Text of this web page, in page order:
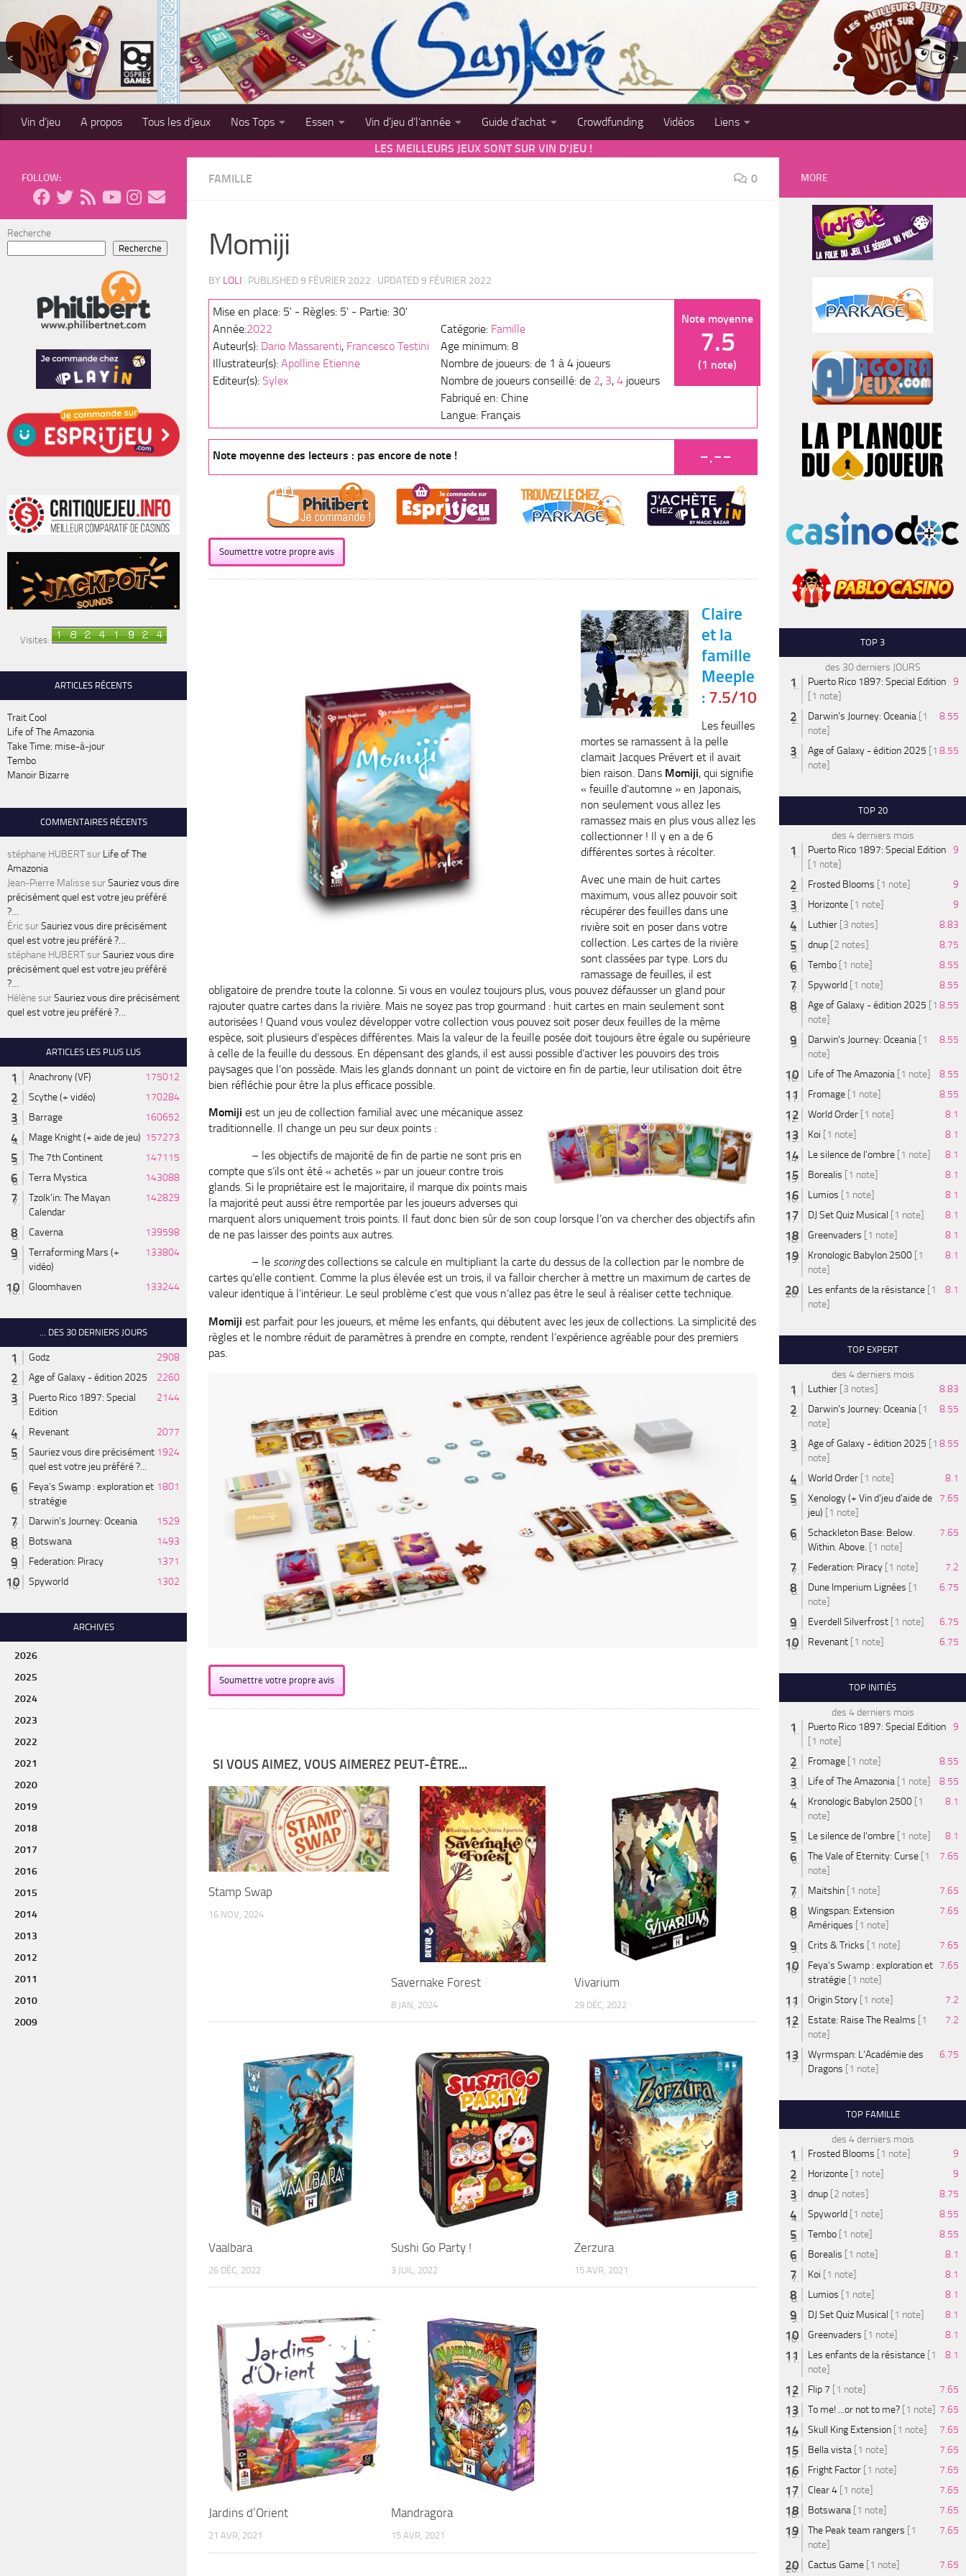
Skip to content
< >
Vin d’jeu A propos Tous les d’jeux Nos Tops Essen Vin d’jeu d’l’année Guide d’achat Crowdfunding Vidéos
Liens
LES MEILLEURS JEUX SONT SUR VIN D'JEU !
FAMILLE 0
Momiji
BY LOLI · PUBLISHED 9 FÉVRIER 2022 · UPDATED 9 FÉVRIER 2022
Note moyenne
7.5
(1 note)
Mise en place: 5' - Règles: 5' - Partie: 30'
Année:2022
Auteur(s): Dario Massarenti, Francesco Testini
Illustrateur(s): Apolline Etienne
Editeur(s): Sylex
Catégorie: Famille
Age minimum: 8
Nombre de joueurs: de 1 à 4 joueurs
Nombre de joueurs conseillé: de 2, 3, 4 joueurs
Fabriqué en: Chine
Langue: Français
Note moyenne des lecteurs : pas encore de note ! -.--
Soumettre votre propre avis
Claire
et la
famille
Meeple
: 7.5/10
Les feuilles
mortes se ramassent à la pelle
clamait Jacques Prévert et il avait
bien raison. Dans Momiji, qui signifie
« feuille d’automne » en Japonais,
non seulement vous allez les
ramassez mais en plus vous allez les
collectionner ! Il y en a de 6
différentes sortes à récolter.
Avec une main de huit cartes
maximum, vous allez pouvoir soit
récupérer des feuilles dans une
rivière soit en poser dans votre
collection. Les cartes de la rivière
sont classées par type. Lors du
ramassage de feuilles, il est
obligatoire de prendre toute la colonne. Si vous en voulez toujours plus, vous pouvez défausser un gland pour
rajouter quatre cartes dans la rivière. Mais ne soyez pas trop gourmand : huit cartes en main seulement sont
autorisées ! Quand vous voulez développer votre collection vous pouvez soit poser deux feuilles de la même
espèce, soit plusieurs d’espèces différentes. Mais la valeur de la feuille posée doit toujours être égale ou supérieure
à celle de la feuille du dessous. En dépensant des glands, il est aussi possible d’activer les pouvoirs des trois
paysages que l’on possède. Mais les glands donnant un point de victoire en fin de partie, leur utilisation doit être
bien réfléchie pour être la plus efficace possible.
Momiji est un jeu de collection familial avec une mécanique assez
traditionnelle. Il change un peu sur deux points :
– les objectifs de majorité de fin de partie ne sont pris en
compte que s’ils ont été « achetés » par un joueur contre trois
glands. Si le propriétaire est le majoritaire, il marque dix points mais
la majorité peut aussi être remportée par les joueurs adverses qui
marquent alors uniquement trois points. Il faut donc bien sûr de son coup lorsque l’on va chercher des objectifs afin
de ne pas laisser des points aux autres.
– le scoringdes collections se calcule en multipliant la carte du dessus de la collection par le nombre de
cartes qu’elle contient. Comme la plus élevée est un trois, il va falloir chercher à mettre un maximum de cartes de
valeur identique à l’intérieur. Le seul problème c’est que vous n’allez pas être le seul à réaliser cette technique.
Momiji est parfait pour les joueurs, et même les enfants, qui débutent avec les jeux de collections. La simplicité des
règles et le nombre réduit de paramètres à prendre en compte, rendent l’expérience agréable pour des premiers
pas.
Soumettre votre propre avis
SI VOUS AIMEZ, VOUS AIMEREZ PEUT-ÊTRE...
Stamp Swap
16 NOV, 2024
Savernake Forest
8 JAN, 2024
Vivarium
29 DÉC, 2022
Vaalbara
26 DÉC, 2022
Sushi Go Party !
3 JUIL, 2022
Zerzura
15 AVR, 2021
Jardins d’Orient
21 AVR, 2021
Mandragora
15 AVR, 2021
FOLLOW:
Recherche
Recherche
Visites:
ARTICLES RÉCENTS
Trait Cool
Life of The Amazonia
Take Time: mise-à-jour
Tembo
Manoir Bizarre
COMMENTAIRES RÉCENTS
stéphane HUBERTsur Life of The
Amazonia
Jean-Pierre MalissesurSauriez vous dire
précisément quel est votre jeu préféré
?…
ÉricsurSauriez vous dire précisément
quel est votre jeu préféré ?…
stéphane HUBERTsurSauriez vous dire
précisément quel est votre jeu préféré
?…
HélènesurSauriez vous dire précisément
quel est votre jeu préféré ?…
ARTICLES LES PLUS LUS
Anachrony (VF)
175012
Scythe (+ vidéo)
170284
Barrage
160652
Mage Knight (+ aide de jeu) 157273
The 7th Continent
147115
Terra Mystica
143088
Tzolk'in: The Mayan
Calendar
142829
Caverna
139598
Terraforming Mars (+
vidéo)
133804
Gloomhaven 133244
... DES 30 DERNIERS JOURS
Godz
2908
Age of Galaxy - édition 2025
2260
Puerto Rico 1897: Special
Edition
2144
Revenant
2077
Sauriez vous dire précisément
quel est votre jeu préféré ?...
1924
Feya’s Swamp : exploration et
stratégie
1801
Darwin's Journey: Oceania
1529
Botswana
1493
Federation: Piracy
1371
Spyworld
1302
ARCHIVES
2026
2025
2024
2023
2022
2021
2020
2019
2018
2017
2016
2015
2014
2013
2012
2011
2010
2009
MORE
TOP 3
des 30 derniers JOURS
Puerto Rico 1897: Special Edition
[1 note]
9
Darwin's Journey: Oceania [1
note]
8.55
Age of Galaxy - édition 2025 [1
note]
8.55
TOP 20
des 4 derniers mois
Puerto Rico 1897: Special Edition
[1 note]
9
Frosted Blooms [1 note]
9
Horizonte [1 note]
9
Luthier [3 notes]
8.83
dnup [2 notes]
8.75
Tembo [1 note]
8.55
Spyworld [1 note]
8.55
Age of Galaxy - édition 2025 [1
note]
8.55
Darwin's Journey: Oceania [1
note]
8.55
Life of The Amazonia [1 note]
8.55
Fromage [1 note]
8.55
World Order [1 note]
8.1
Koi [1 note]
8.1
Le silence de l'ombre [1 note]
8.1
Borealis [1 note]
8.1
Lumios [1 note]
8.1
DJ Set Quiz Musical [1 note]
8.1
Greenvaders [1 note]
8.1
Kronologic Babylon 2500 [1
note]
8.1
Les enfants de la résistance [1
note]
8.1
TOP EXPERT
des 4 derniers mois
Luthier [3 notes]
8.83
Darwin's Journey: Oceania [1
note]
8.55
Age of Galaxy - édition 2025 [1
note]
8.55
World Order [1 note]
8.1
Xenology (+ Vin d'jeu d'aide de
jeu) [1 note]
7.65
Schackleton Base: Below.
Within. Above. [1 note]
7.65
Federation: Piracy [1 note]
7.2
Dune Imperium Lignées [1
note]
6.75
Everdell Silverfrost [1 note]
6.75
Revenant [1 note] 6.75
TOP INITIÉS
des 4 derniers mois
Puerto Rico 1897: Special Edition
[1 note]
9
Fromage [1 note]
8.55
Life of The Amazonia [1 note]
8.55
Kronologic Babylon 2500 [1
note]
8.1
Le silence de l'ombre [1 note]
8.1
The Vale of Eternity: Curse [1
note]
7.65
Maitshin [1 note]
7.65
Wingspan: Extension
Amériques [1 note]
7.65
Crits & Tricks [1 note]
7.65
Feya’s Swamp : exploration et
stratégie [1 note]
7.65
Origin Story [1 note]
7.2
Estate: Raise The Realms [1
note]
7.2
Wyrmspan: L'Académie des
Dragons [1 note]
6.75
TOP FAMILLE
des 4 derniers mois
Frosted Blooms [1 note]
9
Horizonte [1 note]
9
dnup [2 notes]
8.75
Spyworld [1 note]
8.55
Tembo [1 note]
8.55
Borealis [1 note]
8.1
Koi [1 note]
8.1
Lumios [1 note]
8.1
DJ Set Quiz Musical [1 note]
8.1
Greenvaders [1 note]
8.1
Les enfants de la résistance [1
note]
8.1
Flip 7 [1 note]
7.65
To me! ...or not to me? [1 note]
7.65
Skull King Extension [1 note]
7.65
Bella vista [1 note]
7.65
Fright Factor [1 note]
7.65
Clear 4 [1 note]
7.65
Botswana [1 note]
7.65
The Peak team rangers [1
note]
7.65
Cactus Game [1 note] 7.65